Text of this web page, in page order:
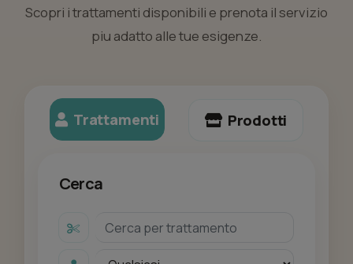
Scopri i trattamenti disponibili e prenota il servizio
piu adatto alle tue esigenze.
Trattamenti Prodotti
Cerca